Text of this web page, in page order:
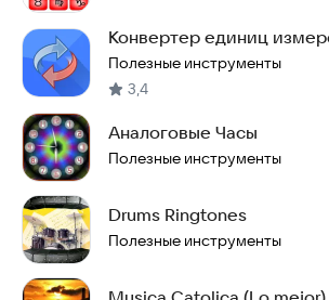
Конвертер единиц
Полезные инструменты
3,4
Аналоговые Часы
Полезные инструменты
Drums Ringtones
Полезные инструменты